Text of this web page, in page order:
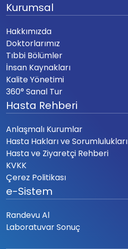
Kurumsal
Hakkımızda
Doktorlarımız
Tıbbi Bölümler
İnsan Kaynakları
Kalite Yönetimi
360° Sanal Tur
Hasta Rehberi
Anlaşmalı Kurumlar
Hasta Hakları ve Sorumlulukları
Hasta ve Ziyaretçi Rehberi
KVKK
Çerez Politikası
e-Sistem
Randevu Al
Laboratuvar Sonuç